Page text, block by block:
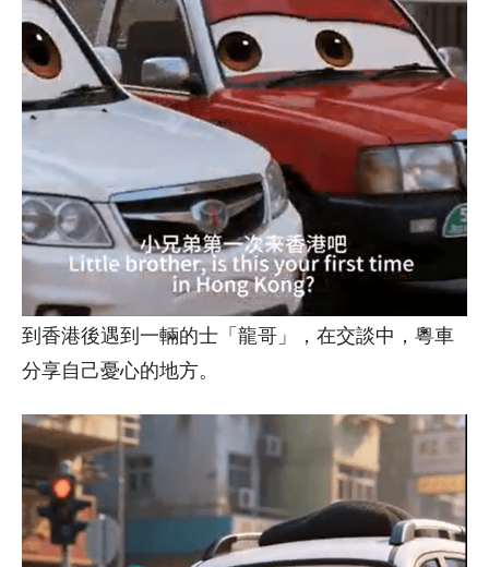
到香港後遇到一輛的士「龍哥」，在交談中，粵車
分享自己憂心的地方。